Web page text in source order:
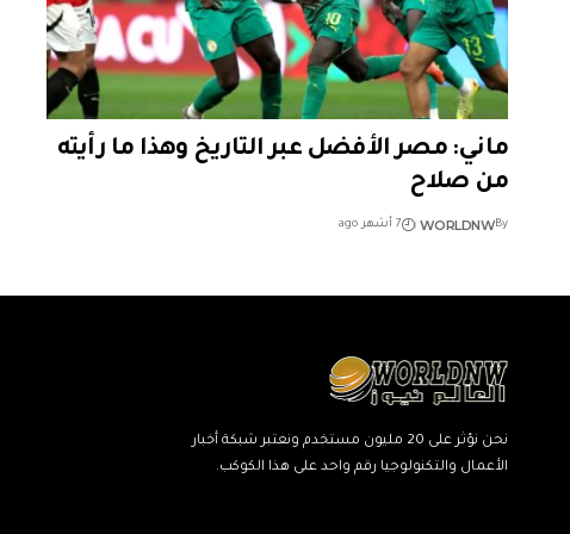
ماني: مصر الأفضل عبر التاريخ وهذا ما رأيته
من صلاح
By
WORLDNW 7 أشهر ago
نحن نؤثر على 20 مليون مستخدم ونعتبر شبكة أخبار
الأعمال والتكنولوجيا رقم واحد على هذا الكوكب.